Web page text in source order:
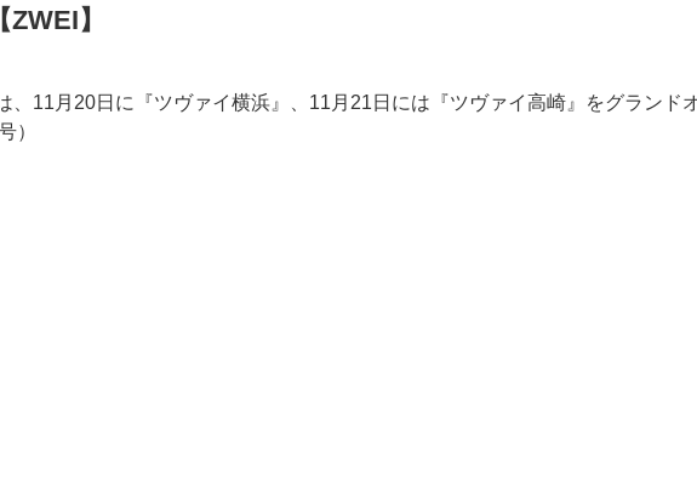
】
11月20日に『ツヴァイ横浜』、11月21日には『ツヴァイ高崎』をグランド
）